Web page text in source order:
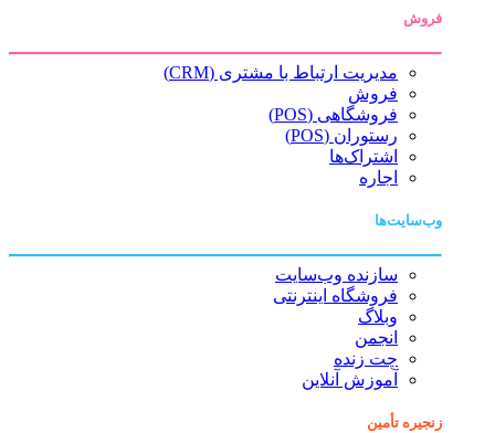
فروش
مدیریت ارتباط با مشتری (CRM)
فروش
فروشگاهی (POS)
رستوران (POS)
اشتراک‌ها
اجاره
وب‌سایت‌ها
سازنده وب‌سایت
فروشگاه اینترنتی
وبلاگ
انجمن
چت زنده
آموزش آنلاین
زنجیره تأمین